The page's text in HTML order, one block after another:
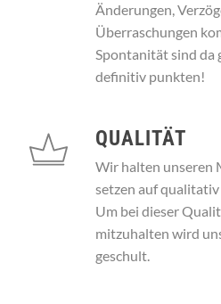
Änderungen,
Überraschungen
Spontanität sind da
definitiv punkten!
QUALITÄT
Wir halten unseren
setzen auf
Um bei dieser
mitzuhalten wird
geschult.